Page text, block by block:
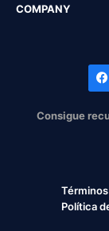
COMPANY
Consigue
Política